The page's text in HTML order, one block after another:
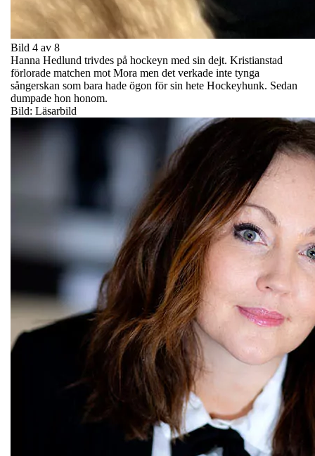
Bild 4 av 8
Hanna Hedlund trivdes på hockeyn med sin dejt. Kristianstad
förlorade matchen mot Mora men det verkade inte tynga
sångerskan som bara hade ögon för sin hete Hockeyhunk. Sedan
dumpade hon honom.
Bild: Läsarbild